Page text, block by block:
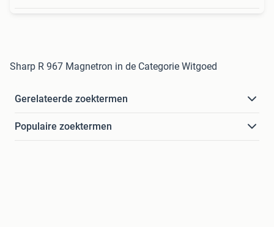
Sharp R 967 Magnetron in de Categorie Witgoed
Gerelateerde zoektermen
Populaire zoektermen